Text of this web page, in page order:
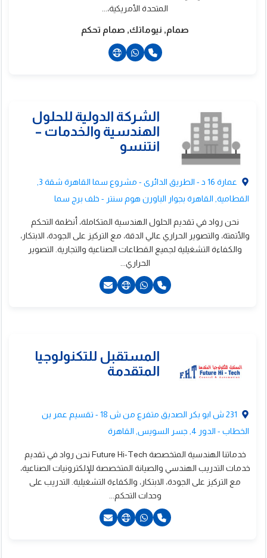
سكيور لمقاولات
الخفيف والحريق
المتحدة الأمريكية،...
صمام, نيوماتك, صمام تحكم
القطامية, القاهرة بجوار الباورن هوم سنتر - خلف برج سما
نحن رواد في تقديم الحلول الهندسية المتكاملة، أنظمة التحكم
والأتمتة، والتصوير الحراري عالي الدقة، مع التركيز على الجودة، الابتكار،
والكفاءة التشغيلية لجميع القطاعات الصناعية والتجارية. التصوير
الحراري...
231 ش ابو بكر الصديق متفرع من ش 18 - تقسيم عمر بن
الخطاب - الدور 4, جسر السويس, القاهرة
خدماتنا الهندسية المتخصصة Future Hi-Tech نحن رواد في تقديم
خدمات التدريب الهندسي والصيانة المتخصصة للإلكترونيات الصناعية،
مع التركيز على الجودة، الابتكار، والكفاءة التشغيلية. التدريب على
وحدات التحكم...